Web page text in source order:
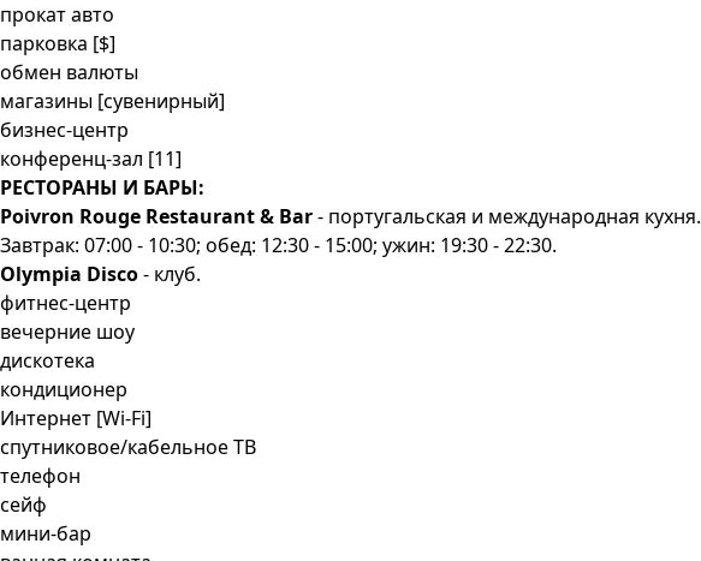
прокат авто
парковка [$]
обмен валюты
магазины [сувенирный]
бизнес-центр
конференц-зал [11]
РЕСТОРАНЫ И БАРЫ:
Poivron Rouge Restaurant & Bar- португальская и международная кухня.
Завтрак: 07:00 - 10:30; обед: 12:30 - 15:00; ужин: 19:30 - 22:30.
Olympia Disco- клуб.
фитнес-центр
вечерние шоу
дискотека
кондиционер
Интернет [Wi-Fi]
спутниковое/кабельное ТВ
телефон
сейф
мини-бар